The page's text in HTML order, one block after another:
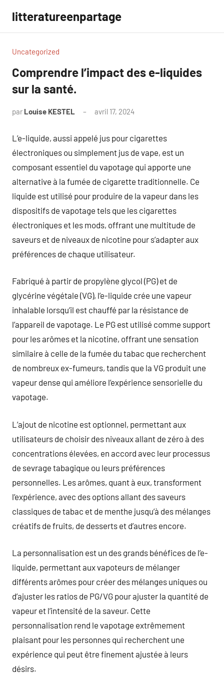
contenu
litteratureenpartage
Uncategorized
Comprendre l’impact des e-liquides
sur la santé.
par Louise KESTEL avril 17, 2024
L’e-liquide, aussi appelé jus pour cigarettes
électroniques ou simplement jus de vape, est un
composant essentiel du vapotage qui apporte une
alternative à la fumée de cigarette traditionnelle. Ce
liquide est utilisé pour produire de la vapeur dans les
dispositifs de vapotage tels que les cigarettes
électroniques et les mods, offrant une multitude de
saveurs et de niveaux de nicotine pour s’adapter aux
préférences de chaque utilisateur.
Fabriqué à partir de propylène glycol (PG) et de
glycérine végétale (VG), l’e-liquide crée une vapeur
inhalable lorsqu’il est chauffé par la résistance de
l’appareil de vapotage. Le PG est utilisé comme support
pour les arômes et la nicotine, offrant une sensation
similaire à celle de la fumée du tabac que recherchent
de nombreux ex-fumeurs, tandis que la VG produit une
vapeur dense qui améliore l’expérience sensorielle du
vapotage.
L’ajout de nicotine est optionnel, permettant aux
utilisateurs de choisir des niveaux allant de zéro à des
concentrations élevées, en accord avec leur processus
de sevrage tabagique ou leurs préférences
personnelles. Les arômes, quant à eux, transforment
l’expérience, avec des options allant des saveurs
classiques de tabac et de menthe jusqu’à des mélanges
créatifs de fruits, de desserts et d’autres encore.
La personnalisation est un des grands bénéfices de l’e-
liquide, permettant aux vapoteurs de mélanger
différents arômes pour créer des mélanges uniques ou
d’ajuster les ratios de PG/VG pour ajuster la quantité de
vapeur et l’intensité de la saveur. Cette
personnalisation rend le vapotage extrêmement
plaisant pour les personnes qui recherchent une
expérience qui peut être finement ajustée à leurs
désirs.